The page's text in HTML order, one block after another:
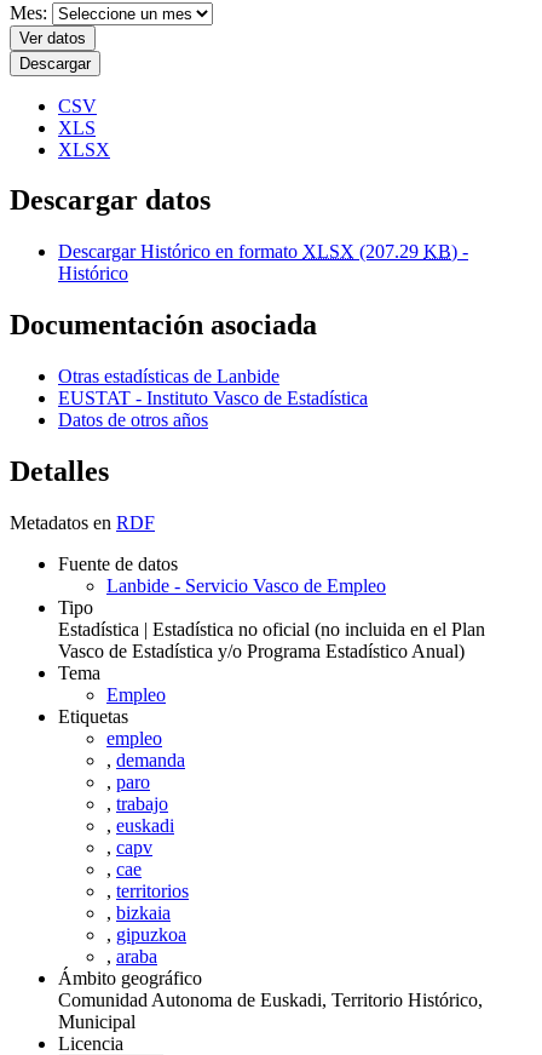
Mes:
Ver datos
Descargar
CSV
XLS
XLSX
Descargar datos
Descargar Histórico en formato XLSX (207.29 KB) -
Histórico
Documentación asociada
Otras estadísticas de Lanbide
EUSTAT - Instituto Vasco de Estadística
Datos de otros años
Detalles
Metadatos en RDF
Fuente de datos
Lanbide - Servicio Vasco de Empleo
Tipo
Estadística | Estadística no oficial (no incluida en el Plan
Vasco de Estadística y/o Programa Estadístico Anual)
Tema
Empleo
Etiquetas
empleo
, demanda
, paro
, trabajo
, euskadi
, capv
, cae
, territorios
, bizkaia
, gipuzkoa
, araba
Ámbito geográfico
Comunidad Autonoma de Euskadi, Territorio Histórico,
Municipal
Licencia